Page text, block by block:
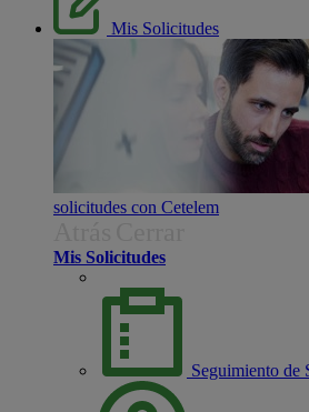
Mis Solicitudes
solicitudes con Cetelem
Mis Solicitudes
Seguimiento de